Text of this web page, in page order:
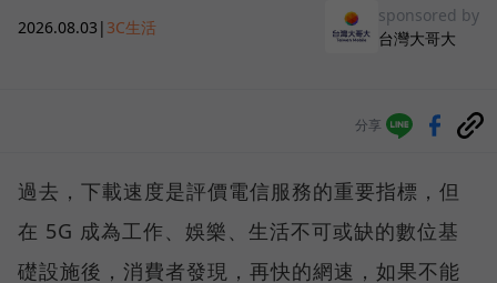
2026.08.03 | 3C生活
sponsored by
台灣大哥大
分享
過去，下載速度是評價電信服務的重要指標，但
在 5G 成為工作、娛樂、生活不可或缺的數位基
礎設施後，消費者發現，再快的網速，如果不能